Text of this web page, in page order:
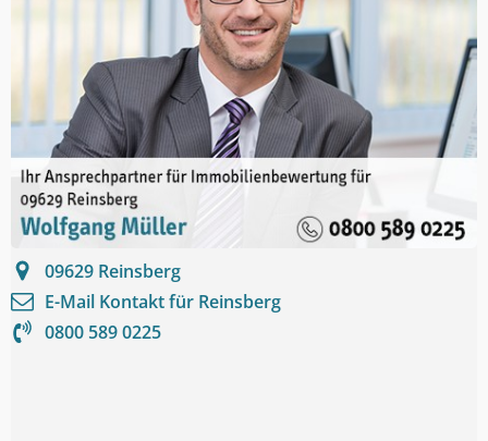
09629 Reinsberg
E-Mail Kontakt für Reinsberg
0800 589 0225